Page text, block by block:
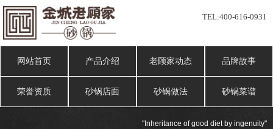
TEL:400-616-0931
网站首页 产品介绍 老顾家动态 品牌故事
荣誉资质 砂锅店面 砂锅做法 砂锅菜谱
"Inheritance of good diet by ingenuity"